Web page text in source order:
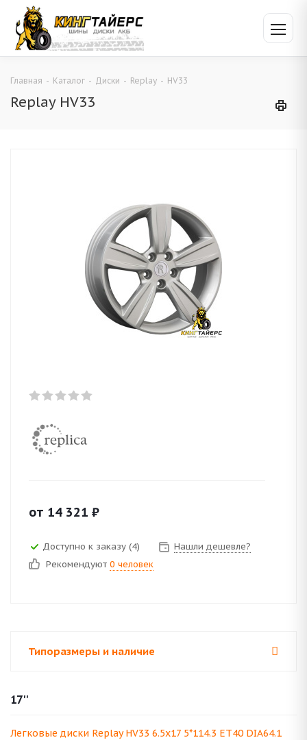
Главная - Каталог - Диски - Replay - HV33
Replay HV33
от 14 321 ₽
Доступно к заказу (4)
Нашли дешевле?
Рекомендуют 0 человек
Типоразмеры и наличие
17''
Легковые диски Replay HV33 6.5x17 5*114.3 ET40 DIA64.1